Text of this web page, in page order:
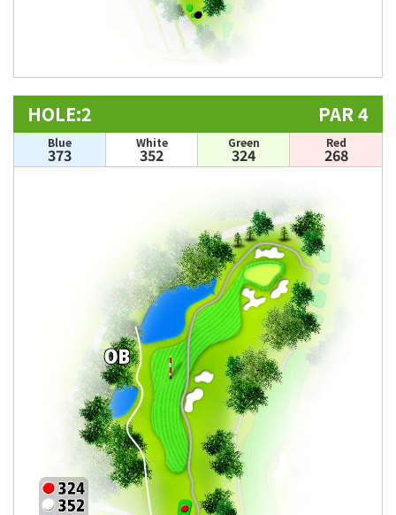
HOLE:2 PAR 4
Blue
373
White
352
Green
324
Red
268